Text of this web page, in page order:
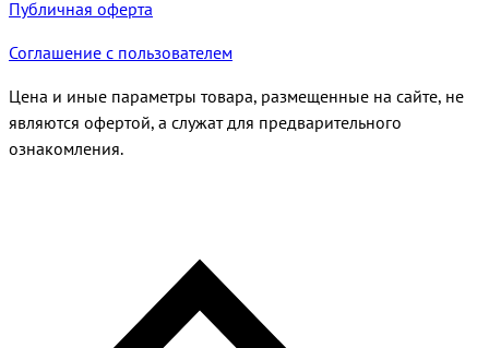
Публичная оферта
Соглашение с пользователем
Цена и иные параметры товара, размещенные на сайте, не
являются офертой, а служат для предварительного
ознакомления.